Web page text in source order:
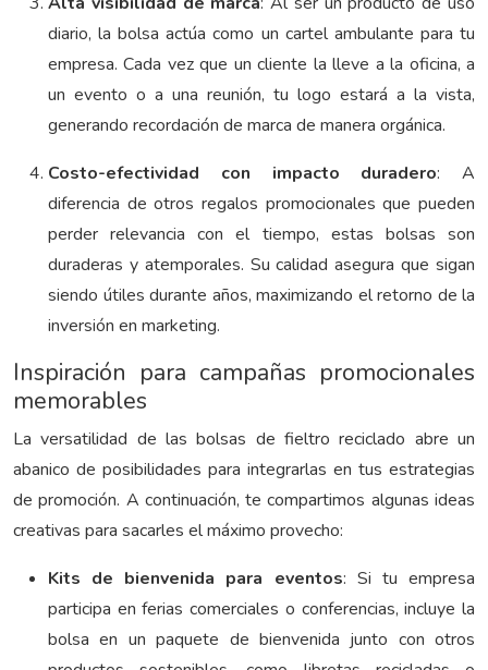
diario, la bolsa actúa como un cartel ambulante para tu
empresa. Cada vez que un cliente la lleve a la oficina, a
un evento o a una reunión, tu logo estará a la vista,
generando recordación de marca de manera orgánica.
Costo-efectividad con impacto duradero: A
diferencia de otros regalos promocionales que pueden
perder relevancia con el tiempo, estas bolsas son
duraderas y atemporales. Su calidad asegura que sigan
siendo útiles durante años, maximizando el retorno de la
inversión en marketing.
Inspiración para campañas promocionales
memorables
La versatilidad de las bolsas de fieltro reciclado abre un
abanico de posibilidades para integrarlas en tus estrategias
de promoción. A continuación, te compartimos algunas ideas
creativas para sacarles el máximo provecho:
Kits de bienvenida para eventos: Si tu empresa
participa en ferias comerciales o conferencias, incluye la
bolsa en un paquete de bienvenida junto con otros